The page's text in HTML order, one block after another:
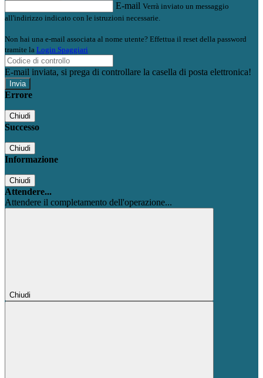
E-mail Verrà inviato un messaggio
all'indirizzo indicato con le istruzioni necessarie.
Non hai una e-mail associata al nome utente? Effettua il reset della password
tramite la Login Spaggiari
E-mail inviata, si prega di controllare la casella di posta elettronica!
Errore
Chiudi
Successo
Chiudi
Informazione
Chiudi
Attendere...
Attendere il completamento dell'operazione...
Chiudi